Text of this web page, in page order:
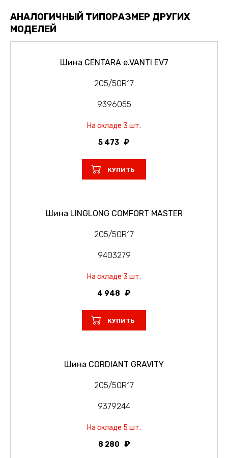
АНАЛОГИЧНЫЙ ТИПОРАЗМЕР ДРУГИХ
МОДЕЛЕЙ
Шина CENTARA e.VANTI EV7
205/50R17
9396055
На складе 3 шт.
5 473
КУПИТЬ
Шина LINGLONG COMFORT MASTER
205/50R17
9403279
На складе 3 шт.
4 948
КУПИТЬ
Шина CORDIANT GRAVITY
205/50R17
9379244
На складе 5 шт.
8 280